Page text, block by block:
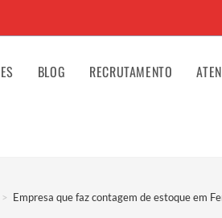
BLOG RECRUTAMENTO
> Empresa que faz contagem de estoque em